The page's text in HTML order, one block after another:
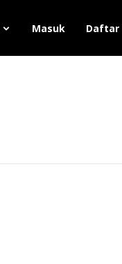
Masuk Daftar